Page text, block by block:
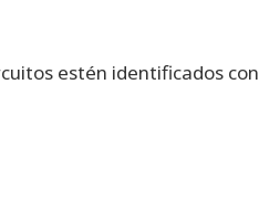
estén identificados con